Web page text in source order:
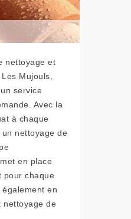
nettoyage et
Mujouls,
service
Avec la
à chaque
nettoyage de
en place
pour chaque
en
nettoyage de